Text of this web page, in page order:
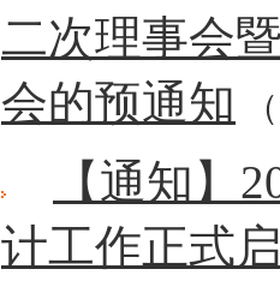
二次理事会
会的预通知
【通知】
计工作正式